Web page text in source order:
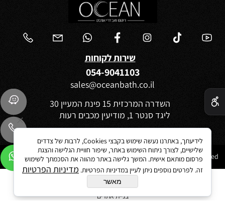
שירות לקוחות
054-9041103
sales@oceanbath.co.il
השדרה המרכזית 15 פינת המעיין 30
ליגד סנטר 1, מודיעין מכבים רעות
בניית אתרים
לידיעתך, באתרנו נעשה שימוש בקבצי Cookies, לרבות של צדדים
שלישיים, לצורך ניתוח השימוש באתר, שיפור חוויית הגלישה והצגת
פרסום מותאם אישית. המשך גלישה באתר מהווה את הסכמתך לשימוש
זה. לפרטים נוספים ניתן לעיין במדיניות הפרטיות. מדיניות הפרטיות
מאשר